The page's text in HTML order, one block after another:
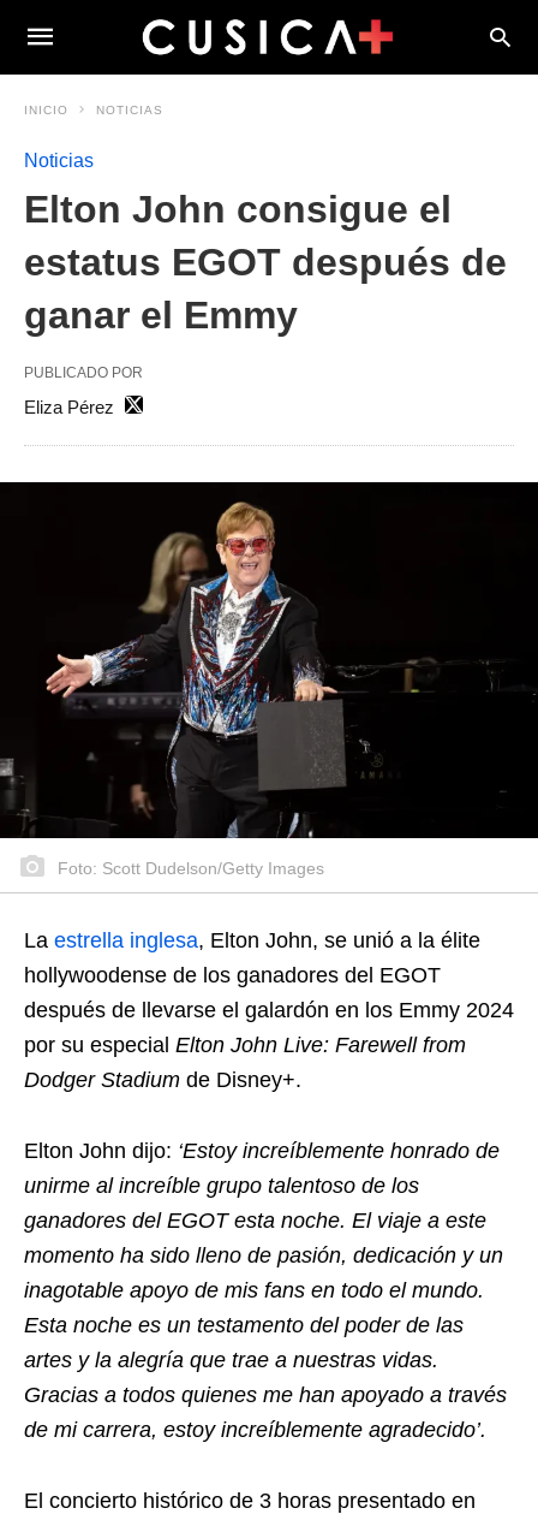
INICIO NOTICIAS
Noticias
Elton John consigue el
estatus EGOT después de
ganar el Emmy
PUBLICADO POR
Eliza Pérez
Foto: Scott Dudelson/Getty Images
La estrella inglesa, Elton John, se unió a la élite
hollywoodense de los ganadores del EGOT
después de llevarse el galardón en los Emmy 2024
por su especial Elton John Live: Farewell from
Dodger Stadium de Disney+.
Elton John dijo: ‘Estoy increíblemente honrado de
unirme al increíble grupo talentoso de los
ganadores del EGOT esta noche. El viaje a este
momento ha sido lleno de pasión, dedicación y un
inagotable apoyo de mis fans en todo el mundo.
Esta noche es un testamento del poder de las
artes y la alegría que trae a nuestras vidas.
Gracias a todos quienes me han apoyado a través
de mi carrera, estoy increíblemente agradecido’.
El concierto histórico de 3 horas presentado en